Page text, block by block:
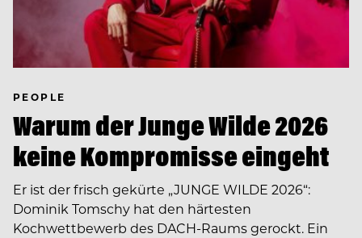
PEOPLE
Warum der Junge Wilde 2026
keine Kompromisse eingeht
Er ist der frisch gekürte „JUNGE WILDE 2026“:
Dominik Tomschy hat den härtesten
Kochwettbewerb des DACH-Raums gerockt. Ein